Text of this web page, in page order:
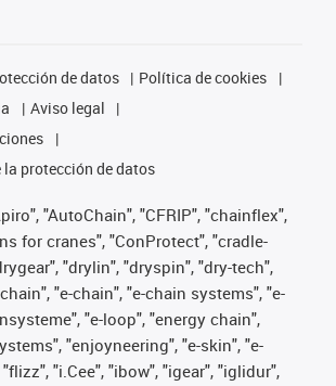
de datos
Política de cookies
Aviso legal
protección de datos
"AutoChain", "CFRIP", "chainflex",
for cranes", "ConProtect", "cradle-
"drylin", "dryspin", "dry-tech",
"e-chain", "e-chain systems", "e-
"e-loop", "energy chain",
"enjoyneering", "e-skin", "e-
"i.Cee", "ibow", "igear", "iglidur",